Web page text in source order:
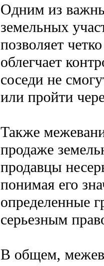
Одним из
земельных
позволяет
облегчает
соседи не
или пройти
Также
продаже
продавцы
понимая его
определенные
серьезным
В общем,